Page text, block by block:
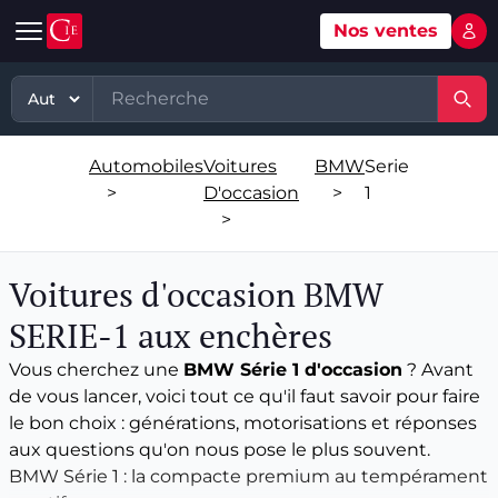
Automobile
Voitures d'occasion
Véhicules tout terrain et 4x4 d'occasion
Voitures de luxe d'occasion
Véhicules utilitaires d'occasion
Grande vente mobilier objets
Ventes XXème
Bijoux & Mode
Vins & Spiritueux
Spécialités
Matériel, équipement
Matériel professionnel
Stock et marchandises neuves et
TP
Nos ventes
Automobiles
>
Voitures
D'occasion
>
BMW
>
Serie
1
Voitures d'occasion BMW
SERIE-1 aux enchères
Vous cherchez une BMW Série 1 d'occasion ? Avant
de vous lancer, voici tout ce qu'il faut savoir pour faire
le bon choix : générations, motorisations et réponses
aux questions qu'on nous pose le plus souvent.
BMW Série 1 : la compacte premium au tempérament